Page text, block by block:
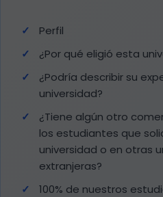
Perfil
¿Por qué eligió esta
¿Podría describir su
universidad?
¿Tiene algún otro
los estudiantes que
universidad o en otras
extranjeras?
100% de nuestros